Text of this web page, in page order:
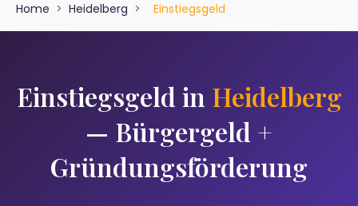
Home > Heidelberg > Einstiegsgeld
Einstiegsgeld in Heidelberg
— Bürgergeld +
Gründungsförderung